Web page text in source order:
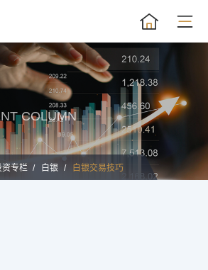
COLUMN
资专栏 白银 白银交易技巧